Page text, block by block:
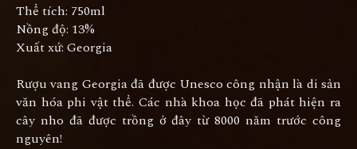
Thể tích: 750ml
Nồng độ: 13%
Xuất xứ: Georgia
Rượu vang Georgia đã được Unesco công nhận là di sản
văn hóa phi vật thể. Các nhà khoa học đã phát hiện ra
cây nho đã được trồng ở đây từ 8000 năm trước công
nguyên!